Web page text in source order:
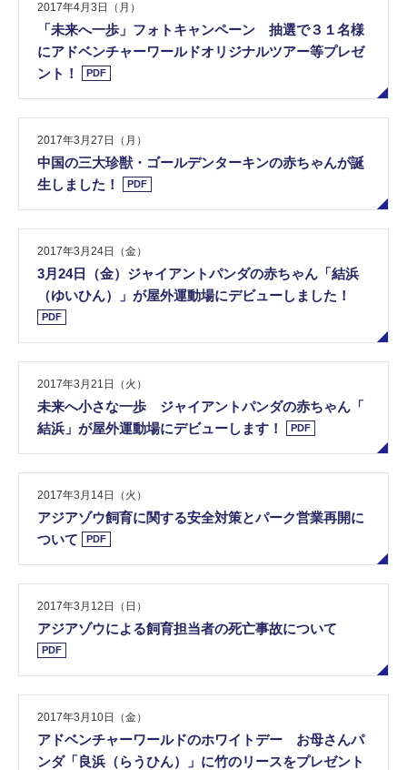
2017年4月3日（月）
「​未​来​へ​一​歩​」​フ​ォ​ト​キ​ャ​ン​ペ​ー​ン​ ​抽​選​で​３​１​名​様​
に​ア​ド​ベ​ン​チ​ャ​ー​ワ​ー​ル​ド​オ​リ​ジ​ナ​ル​ツ​ア​ー​等​プ​レ​ゼ​
ン​ト​！
PDF
2017年3月27日（月）
中​国​の​三​大​珍​獣​・​ゴ​ー​ル​デ​ン​タ​ー​キ​ン​の​赤​ち​ゃ​ん​が​誕​
生​し​ま​し​た​！
PDF
2017年3月24日（金）
3​月​2​4​日​（​金​）​ジ​ャ​イ​ア​ン​ト​パ​ン​ダ​の​赤​ち​ゃ​ん​「​結​浜​
（​ゆ​い​ひ​ん​）​」​が​屋​外​運​動​場​に​デ​ビ​ュ​ー​し​ま​し​た​！
PDF
2017年3月21日（火）
未​来​へ​小​さ​な​一​歩​ ​ジ​ャ​イ​ア​ン​ト​パ​ン​ダ​の​赤​ち​ゃ​ん​「​
結​浜​」​が​屋​外​運​動​場​に​デ​ビ​ュ​ー​し​ま​す​！
PDF
2017年3月14日（火）
ア​ジ​ア​ゾ​ウ​飼​育​に​関​す​る​安​全​対​策​と​パ​ー​ク​営​業​再​開​に​
つ​い​て
PDF
2017年3月12日（日）
ア​ジ​ア​ゾ​ウ​に​よ​る​飼​育​担​当​者​の​死​亡​事​故​に​つ​い​て
PDF
2017年3月10日（金）
ア​ド​ベ​ン​チ​ャ​ー​ワ​ー​ル​ド​の​ホ​ワ​イ​ト​デ​ー​ ​お​母​さ​ん​パ​
ン​ダ​「​良​浜​（​ら​う​ひ​ん​）​」​に​竹​の​リ​ー​ス​を​プ​レ​ゼ​ン​ト​